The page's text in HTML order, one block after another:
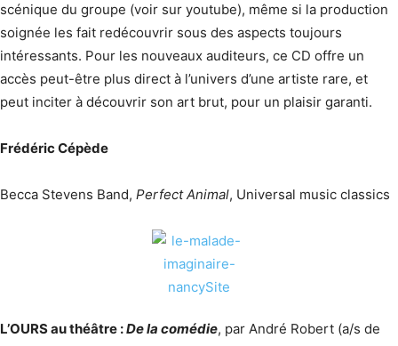
scénique du groupe (voir sur youtube), même si la production
soignée les fait redécouvrir sous des aspects toujours
intéressants. Pour les nouveaux auditeurs, ce CD offre un
accès peut-être plus direct à l’univers d’une artiste rare, et
peut inciter à découvrir son art brut, pour un plaisir garanti.
Frédéric Cépède
Becca Stevens Band, Perfect Animal, Universal music classics
L’OURS au théâtre :De la comédie, par André Robert (a/s de